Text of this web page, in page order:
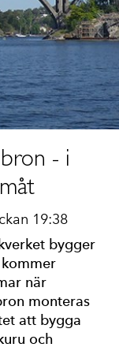
- i
19:38
bygger
när
monteras
att bygga
och